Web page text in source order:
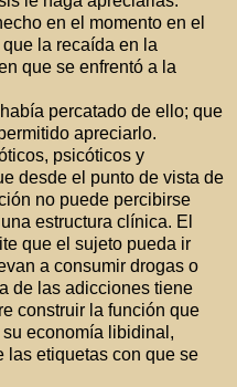
en el momento en el
la recaída en la
que se enfrentó a la
percatado de ello; que
apreciarlo.
psicóticos y
desde el punto de vista de
no puede percibirse
estructura clínica. El
que el sujeto pueda ir
a consumir drogas o
de las adicciones tiene
construir la función que
economía libidinal,
las etiquetas con que se